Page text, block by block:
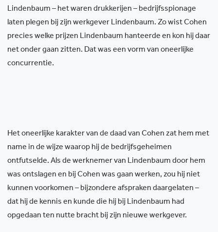
Lindenbaum – het waren drukkerijen – bedrijfsspionage
laten plegen bij zijn werkgever Lindenbaum. Zo wist Cohen
precies welke prijzen Lindenbaum hanteerde en kon hij daar
net onder gaan zitten. Dat was een vorm van oneerlijke
concurrentie.
Het oneerlijke karakter van de daad van Cohen zat hem met
name in de wijze waarop hij de bedrijfsgeheimen
ontfutselde. Als de werknemer van Lindenbaum door hem
was ontslagen en bij Cohen was gaan werken, zou hij niet
kunnen voorkomen – bijzondere afspraken daargelaten –
dat hij de kennis en kunde die hij bij Lindenbaum had
opgedaan ten nutte bracht bij zijn nieuwe werkgever.